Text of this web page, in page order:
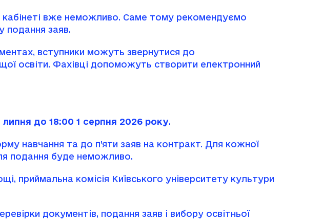
кабінеті вже неможливо. Саме тому рекомендуємо
подання заяв.
вступники можуть звернутися до
освіти. Фахівці допоможуть створити електронний
липня до 18:00 1 серпня 2026 року.
навчання та до п’яти заяв на контракт. Для кожної
подання буде неможливо.
приймальна комісія Київського університету культури
документів, подання заяв і вибору освітньої